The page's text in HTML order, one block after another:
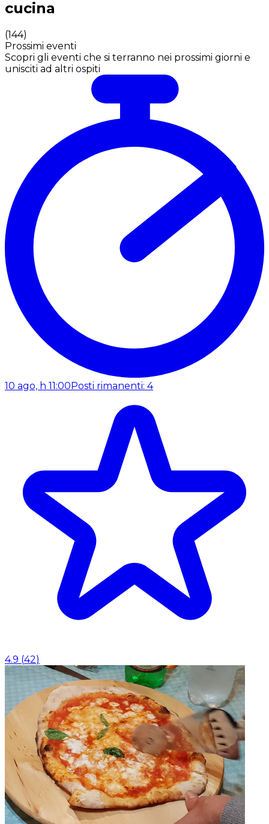
cucina
(144)
Prossimi eventi
Scopri gli eventi che si terranno nei prossimi giorni e
unisciti ad altri ospiti
10 ago, h 11:00 Posti rimanenti: 4
4.9 (42)